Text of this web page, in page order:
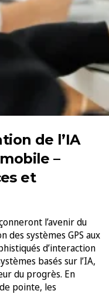
de l’IA
–
et
l’avenir du
des systèmes GPS aux
d’interaction
basés sur l’IA,
du progrès. En
pointe, les